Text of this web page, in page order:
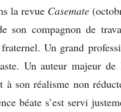
la revue Casemate
son compagnon de
Un grand
Un auteur majeur de
à son réalisme non
béate s’est servi